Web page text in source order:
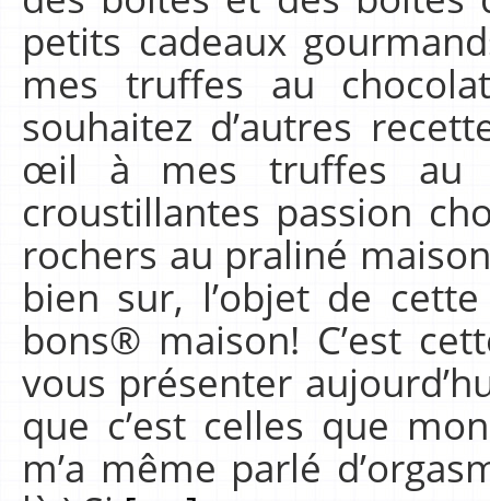
petits cadeaux
mes truffes au
souhaitez d’autres
œil à mes truffes au
croustillantes passion
rochers au praliné
bien sur, l’objet de
bons® maison! C’est
vous présenter
que c’est celles que
m’a même parlé